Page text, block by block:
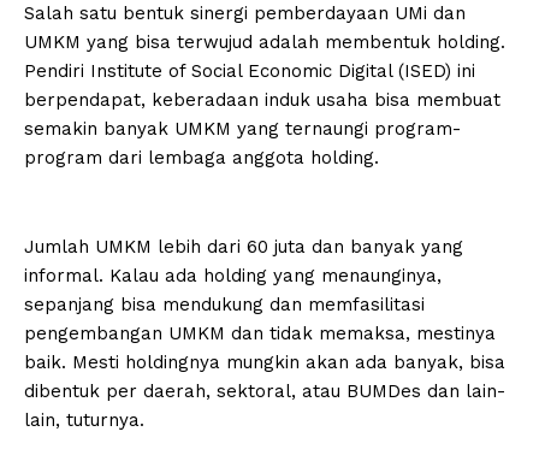
Salah satu bentuk sinergi pemberdayaan UMi dan
UMKM yang bisa terwujud adalah membentuk holding.
Pendiri Institute of Social Economic Digital (ISED) ini
berpendapat, keberadaan induk usaha bisa membuat
semakin banyak UMKM yang ternaungi program-
program dari lembaga anggota holding.
Jumlah UMKM lebih dari 60 juta dan banyak yang
informal. Kalau ada holding yang menaunginya,
sepanjang bisa mendukung dan memfasilitasi
pengembangan UMKM dan tidak memaksa, mestinya
baik. Mesti holdingnya mungkin akan ada banyak, bisa
dibentuk per daerah, sektoral, atau BUMDes dan lain-
lain, tuturnya.